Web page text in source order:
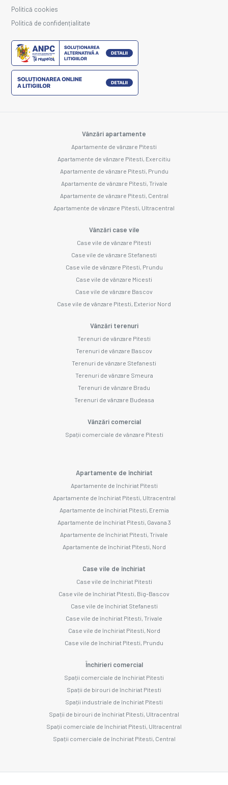
Politică cookies
Politică de confidențialitate
Vânzări apartamente
Apartamente de vânzare Pitesti
Apartamente de vânzare Pitesti, Exercitiu
Apartamente de vânzare Pitesti, Prundu
Apartamente de vânzare Pitesti, Trivale
Apartamente de vânzare Pitesti, Central
Apartamente de vânzare Pitesti, Ultracentral
Vânzări case vile
Case vile de vânzare Pitesti
Case vile de vânzare Stefanesti
Case vile de vânzare Pitesti, Prundu
Case vile de vânzare Micesti
Case vile de vânzare Bascov
Case vile de vânzare Pitesti, Exterior Nord
Vânzări terenuri
Terenuri de vânzare Pitesti
Terenuri de vânzare Bascov
Terenuri de vânzare Stefanesti
Terenuri de vânzare Smeura
Terenuri de vânzare Bradu
Terenuri de vânzare Budeasa
Vânzări comercial
Spații comerciale de vânzare Pitesti
Apartamente de închiriat
Apartamente de închiriat Pitesti
Apartamente de închiriat Pitesti, Ultracentral
Apartamente de închiriat Pitesti, Eremia
Apartamente de închiriat Pitesti, Gavana 3
Apartamente de închiriat Pitesti, Trivale
Apartamente de închiriat Pitesti, Nord
Case vile de închiriat
Case vile de închiriat Pitesti
Case vile de închiriat Pitesti, Big-Bascov
Case vile de închiriat Stefanesti
Case vile de închiriat Pitesti, Trivale
Case vile de închiriat Pitesti, Nord
Case vile de închiriat Pitesti, Prundu
Închirieri comercial
Spații comerciale de închiriat Pitesti
Spații de birouri de închiriat Pitesti
Spații industriale de închiriat Pitesti
Spații de birouri de închiriat Pitesti, Ultracentral
Spații comerciale de închiriat Pitesti, Ultracentral
Spații comerciale de închiriat Pitesti, Central